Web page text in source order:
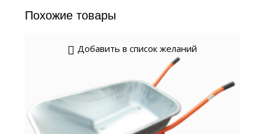
Похожие товары
Добавить в список желаний